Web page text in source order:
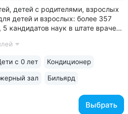
детей с родителями, взрослых
детей и взрослых: более 357
кандидатов наук в штате врачей,
отдыха — 2023» •
Выбрать
с 0 лет Кондиционер
зал Бильярд